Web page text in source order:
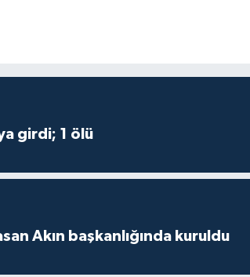
girdi; 1 ölü
Akın başkanlığında kuruldu